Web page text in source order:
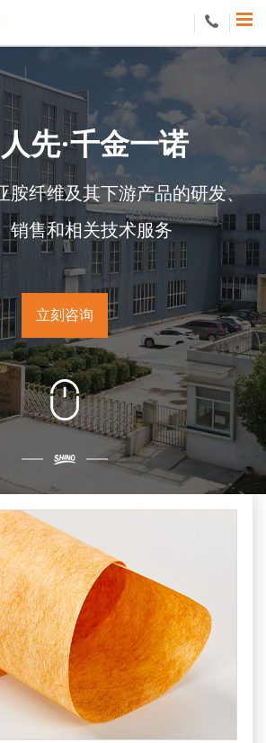
人先·千金一诺
胺纤维及其下游产品的研发、
销售和相关技术服务
立刻咨询